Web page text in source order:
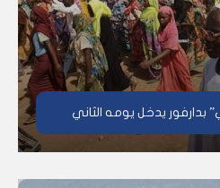
بدارفور يدخل يومه الثاني